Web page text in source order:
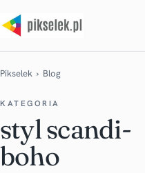
Pikselek › Blog
KATEGORIA
styl scandi-
boho